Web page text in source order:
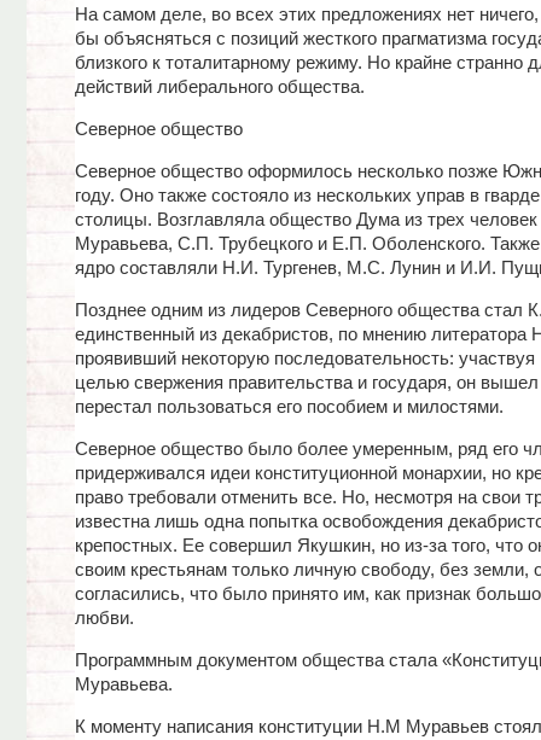
На самом деле, во всех этих предложениях нет
бы объясняться с позиций жесткого прагматизма
близкого к тоталитарному режиму. Но крайне странно
действий либерального общества.
Северное общество
Северное общество оформилось несколько позже
году. Оно также состояло из нескольких управ в
столицы. Возглавляла общество Дума из трех
Муравьева, С.П. Трубецкого и Е.П. Оболенского. Также
ядро составляли Н.И. Тургенев, М.С. Лунин и И.И.
Позднее одним из лидеров Северного общества стал
единственный из декабристов, по мнению литератора
проявивший некоторую последовательность: участвуя
целью свержения правительства и государя, он вышел
перестал пользоваться его пособием и милостями.
Северное общество было более умеренным, ряд его
придерживался идеи конституционной монархии, но
право требовали отменить все. Но, несмотря на свои
известна лишь одна попытка освобождения
крепостных. Ее совершил Якушкин, но из-за того, что
своим крестьянам только личную свободу, без земли,
согласились, что было принято им, как признак
любви.
Программным документом общества стала
Муравьева.
К моменту написания конституции Н.М Муравьев